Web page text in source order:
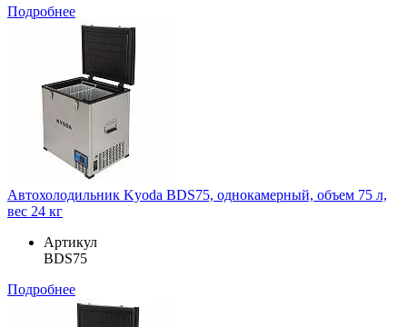
Подробнее
Автохолодильник Kyoda BDS75, однокамерный, объем 75 л,
вес 24 кг
Артикул
BDS75
Подробнее